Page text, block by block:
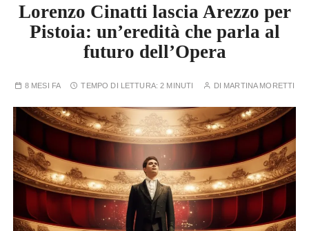
Lorenzo Cinatti lascia Arezzo per
Pistoia: un’eredità che parla al
futuro dell’Opera
8 MESI FA TEMPO DI LETTURA:2 MINUTI DI MARTINA MORETTI